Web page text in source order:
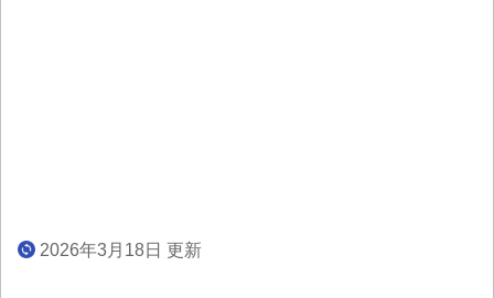
2026年3月18日 更新